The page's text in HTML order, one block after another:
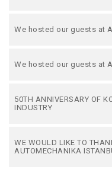
We hosted our guests at
We hosted our guests at
50TH ANNIVERSARY OF
INDUSTRY
WE WOULD LIKE TO
AUTOMECHANIKA